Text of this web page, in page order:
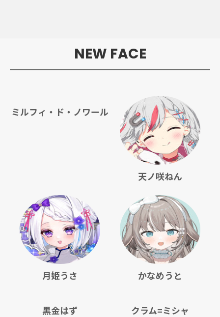
NEW FACE
ミルフィ・ド・ノワール
天ノ咲ねん
月姫うさ かなめうと
黒金はず クラム=ミシャ